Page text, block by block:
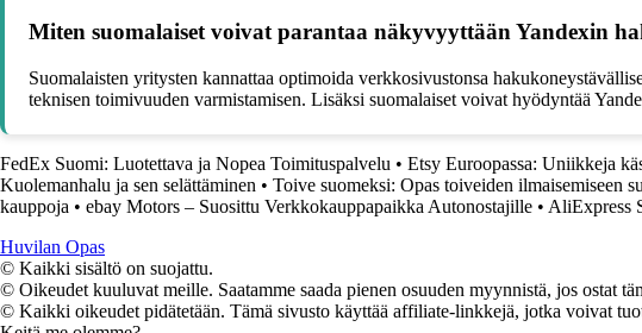
Miten suomalaiset voivat parantaa näkyvyyttään Yandexin
Suomalaisten yritysten kannattaa optimoida verkkosivustonsa
teknisen toimivuuden varmistamisen. Lisäksi suomalaiset voivat hyödyntää
FedEx Suomi: Luotettava ja Nopea Toimituspalvelu • Etsy Euroopassa: Uniikkeja
Kuolemanhalu ja sen selättäminen • Toive suomeksi: Opas toiveiden ilmaisemiseen
kauppoja • ebay Motors – Suosittu Verkkokauppapaikka Autonostajille • AliExpress
Huvilan Opas
© Kaikki sisältö on suojattu.
© Oikeudet kuuluvat meille. Saatamme saada pienen osuuden myynnistä, jos ostat
© Kaikki oikeudet pidätetään. Tämä sivusto käyttää affiliate-linkkejä, jotka voivat